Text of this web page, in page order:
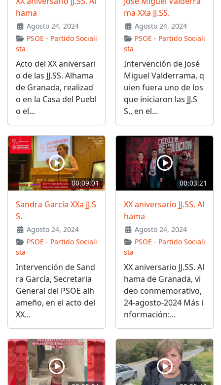
hama
Agosto 24, 2024
PSOE - Partido Sociali
sta
Acto del XX aniversari
o de las JJ.SS. Alhama
de Granada, realizad
o en la Casa del Puebl
o el...
ma XXa JJ.SS.
Agosto 24, 2024
PSOE - Partido Sociali
sta
Intervención de José
Miguel Valderrama, q
uien fuera uno de los
que iniciaron las JJ.S
S., en el...
00:09:01
Sandra García XXa JJ.S
S.
Agosto 24, 2024
PSOE - Partido Sociali
sta
Intervención de Sand
ra García, Secretaria
General del PSOE alh
ameño, en el acto del
XX...
00:03:21
XX aniversario JJ.SS. Al
hama
Agosto 24, 2024
PSOE - Partido Sociali
sta
XX aniversario JJ.SS. Al
hama de Granada, vi
deo conmemorativo,
24-agosto-2024 Más i
nformación:...